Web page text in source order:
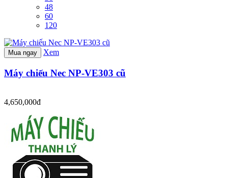
48
60
120
Mua ngay Xem
Máy chiếu Nec NP-VE303 cũ
4,650,000đ